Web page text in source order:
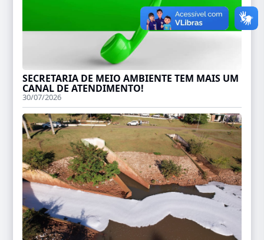
SECRETARIA DE MEIO AMBIENTE TEM MAIS UM
CANAL DE ATENDIMENTO!
30/07/2026